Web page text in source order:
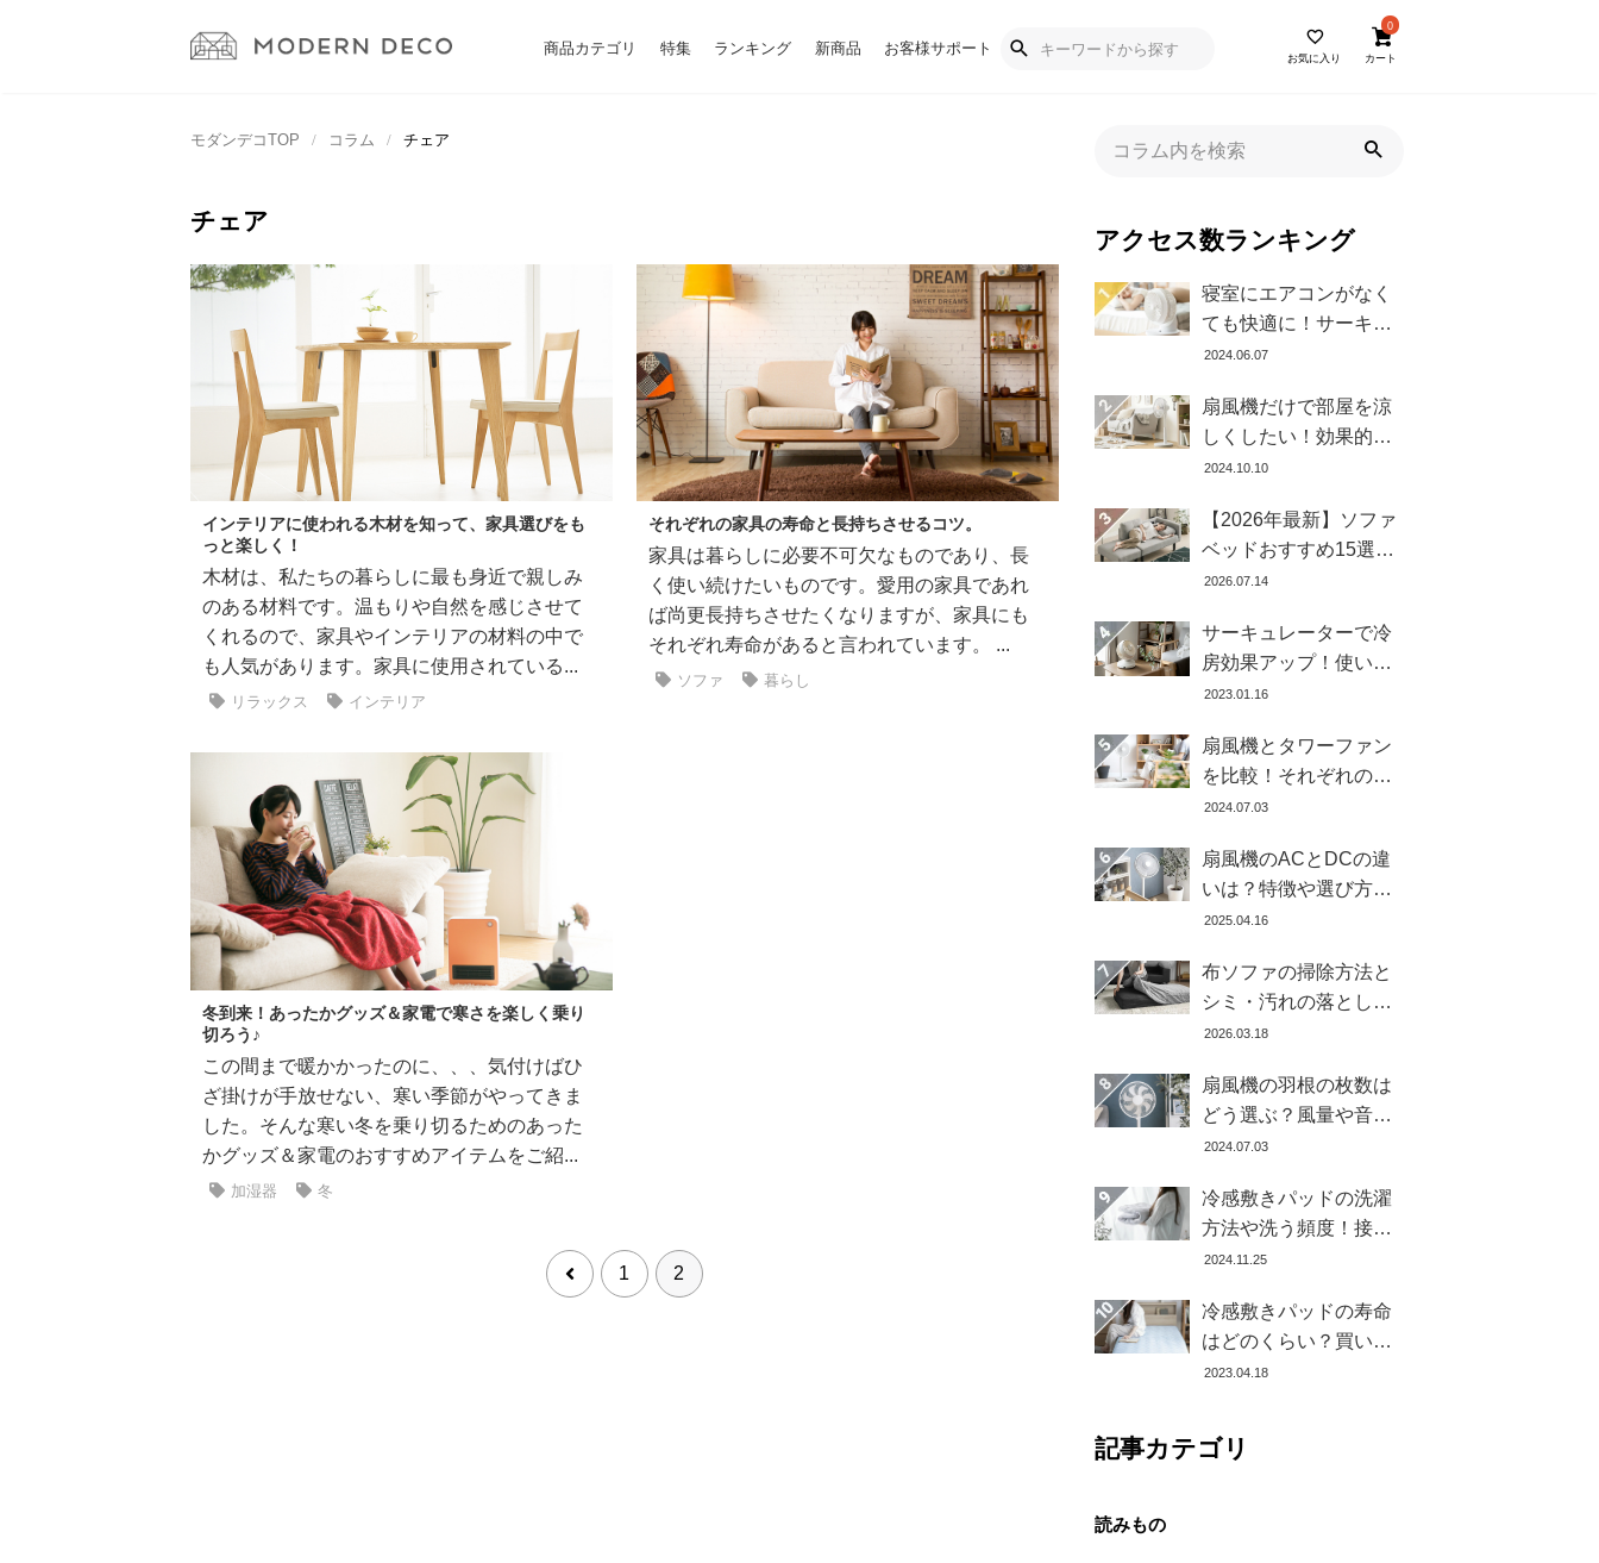
商品カテゴリ 特集 ランキング 新商品 お客様サポート
お気に入り
0
カート
モダンデコTOP コラム チェア
チェア
インテリアに使われる木材を知って、家具選びをも
っと楽しく！
木材は、私たちの暮らしに最も身近で親しみ
のある材料です。温もりや自然を感じさせて
くれるので、家具やインテリアの材料の中で
も人気があります。家具に使用されている...
リラックス インテリア
それぞれの家具の寿命と長持ちさせるコツ。
家具は暮らしに必要不可欠なものであり、長
く使い続けたいものです。愛用の家具であれ
ば尚更長持ちさせたくなりますが、家具にも
それぞれ寿命があると言われています。 ...
ソファ 暮らし
冬到来！あったかグッズ＆家電で寒さを楽しく乗り
切ろう♪
この間まで暖かかったのに、、、気付けばひ
ざ掛けが手放せない、寒い季節がやってきま
した。そんな寒い冬を乗り切るためのあった
かグッズ＆家電のおすすめアイテムをご紹...
加湿器 冬
1 2
アクセス数ランキング
寝室にエアコンがなく
ても快適に！サーキュ
レーターの効果的な使
2024.06.07
扇風機だけで部屋を涼
しくしたい！効果的な
置き方とおすすめ商品
2024.10.10
【2026年最新】ソファ
ベッドおすすめ15選！
寝心地で失敗しない選
2026.07.14
サーキュレーターで冷
房効果アップ！使い
方・置き場所・風向き
2023.01.16
扇風機とタワーファン
を比較！それぞれの特
徴とメリット・デメリ
2024.07.03
扇風機のACとDCの違
いは？特徴や選び方、
どちらが良いかを徹底
2025.04.16
布ソファの掃除方法と
シミ・汚れの落とし方
を解説【自分ででき
2026.03.18
扇風機の羽根の枚数は
どう選ぶ？風量や音の
違いとおすすめ商品7選
2024.07.03
冷感敷きパッドの洗濯
方法や洗う頻度！接触
冷感の効果を下げない
ます
2024.11.25
冷感敷きパッドの寿命
はどのくらい？買い替
え時を見極める方法と
2023.04.18
記事カテゴリ